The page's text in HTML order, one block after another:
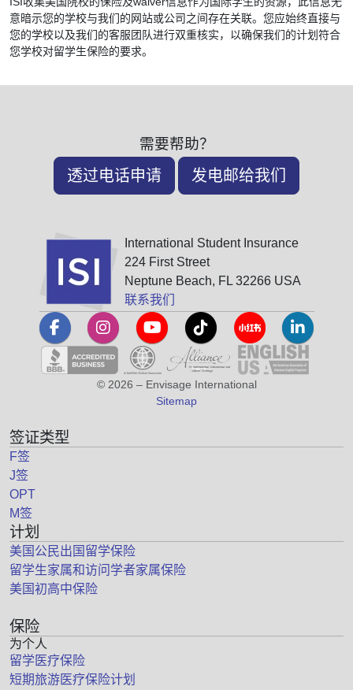
意暗示您的学校与我们的网站或公司之间存在关联。您应始终直接与
您的学校以及我们的客服团队进行双重核实，以确保我们的计划符合
您学校对留学生保险的要求。
需要帮助？
透过电话申请 发电邮给我们
International Student Insurance
224 First Street
Neptune Beach, FL 32266 USA
联系我们
© 2026 – Envisage International
Sitemap
签证类型
F签
J签
OPT
M签
计划
美国公民出国留学保险
留学生家属和访问学者家属保险
美国初高中保险
保险
为个人
留学医疗保险
短期旅游医疗保险计划